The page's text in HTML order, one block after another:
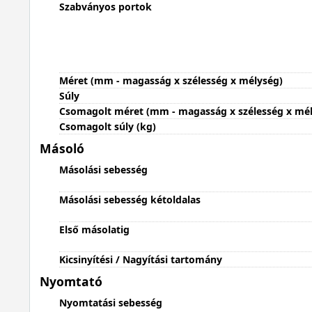
Szabványos portok
Méret (mm - magasság x szélesség x mélység)
Súly
Csomagolt méret (mm - magasság x szélesség x
Csomagolt súly (kg)
Másoló
Másolási sebesség
Másolási sebesség kétoldalas
Első másolatig
Kicsinyítési / Nagyítási tartomány
Nyomtató
Nyomtatási sebesség